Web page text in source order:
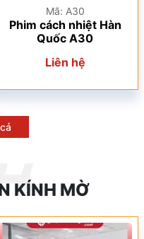
Mã: A30
Phim cách nhiệt Hàn
Quốc A30
Liên hệ
KÍNH MỜ